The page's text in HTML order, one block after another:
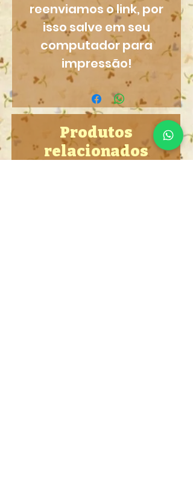
reenviamos o link, por
isso salve em seu
computador para
impressão!
Produtos
relacionados